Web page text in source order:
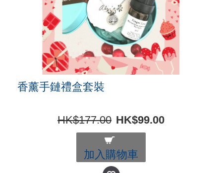
香薰手鏈禮盒套裝
HK$177.00 HK$99.00
加入購物車